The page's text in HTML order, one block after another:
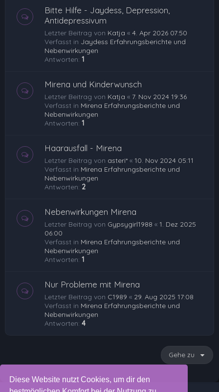
Diese Website nutzt Cookies, um dir den
Bitte Hilfe - Jaydess, Depression,
Antidepressivum
Letzter Beitrag von Katja « 4. Apr 2026 07:50
Verfasst in Jaydess Erfahrungsberichte und
Nebenwirkungen
Antworten: 1
Mirena und Kinderwunsch
Letzter Beitrag von Katja « 7. Nov 2024 19:36
Verfasst in Mirena Erfahrungsberichte und
Nebenwirkungen
Antworten: 1
Haarausfall - Mirena
Letzter Beitrag von asteri* « 10. Nov 2024 05:11
Verfasst in Mirena Erfahrungsberichte und
Nebenwirkungen
Antworten: 2
Nebenwirkungen Mirena
Letzter Beitrag von Gypsygirl1988 « 1. Dez 2025
06:00
Verfasst in Mirena Erfahrungsberichte und
Nebenwirkungen
Antworten: 1
Nur Probleme mit Mirena
Letzter Beitrag von C1989 « 29. Aug 2025 17:08
Verfasst in Mirena Erfahrungsberichte und
Nebenwirkungen
Antworten: 4
Gehe zu